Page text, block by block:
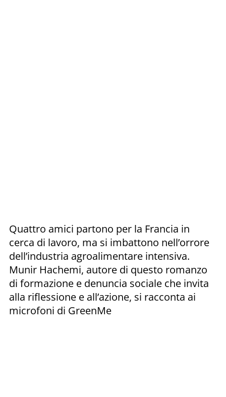
Quattro amici partono per la Francia in
cerca di lavoro, ma si imbattono nell’orrore
dell’industria agroalimentare intensiva.
Munir Hachemi, autore di questo romanzo
di formazione e denuncia sociale che invita
alla riflessione e all’azione, si racconta ai
microfoni di GreenMe